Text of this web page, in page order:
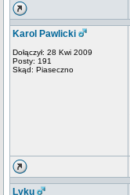
Karol Pawlicki
Dołączył: 28 Kwi 2009
Posty: 191
Skąd: Piaseczno
Lyku